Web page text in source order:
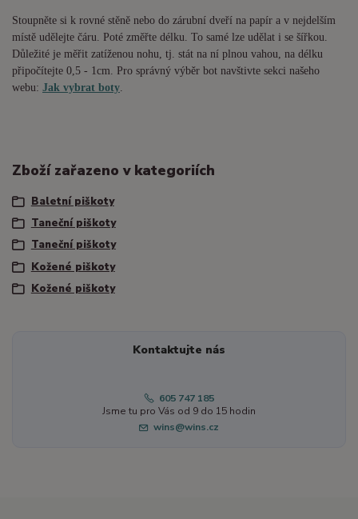
Stoupněte si k rovné stěně nebo do zárubní dveří na papír a v nejdelším
místě udělejte čáru. Poté změřte délku. To samé lze udělat i se šířkou.
Důležité je měřit zatíženou nohu, tj. stát na ní plnou vahou, na délku
připočítejte 0,5 - 1cm. Pro správný výběr bot navštivte sekci našeho
webu: Jak vybrat boty.
Zboží zařazeno v kategoriích
Baletní piškoty
Taneční piškoty
Taneční piškoty
Kožené piškoty
Kožené piškoty
Kontaktujte nás
605 747 185
Jsme tu pro Vás od 9 do 15 hodin
wins@wins.cz